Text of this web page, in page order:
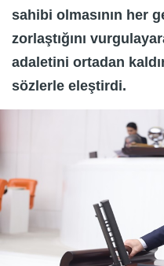
sahibi olmasının her
zorlaştığını
adaletini ortadan
sözlerle eleştirdi.